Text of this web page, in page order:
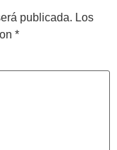
publicada. Los
*